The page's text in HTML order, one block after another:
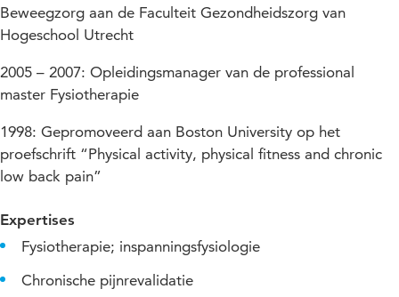
Beweegzorg aan de Faculteit Gezondheidszorg van
Hogeschool Utrecht
2005 – 2007: Opleidingsmanager van de professional
master Fysiotherapie
1998: Gepromoveerd aan Boston University op het
proefschrift “Physical activity, physical fitness and chronic
low back pain”
Expertises
Fysiotherapie; inspanningsfysiologie
Chronische pijnrevalidatie